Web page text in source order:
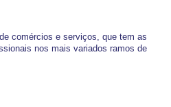
comércios e serviços, que tem as
nos mais variados ramos de